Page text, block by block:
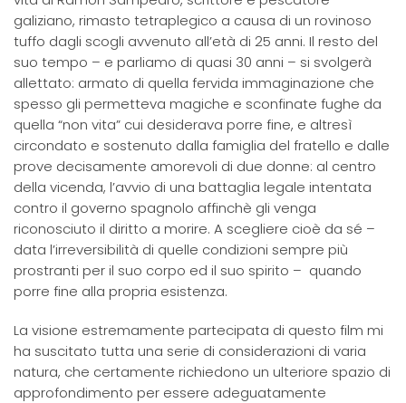
galiziano, rimasto tetraplegico a causa di un rovinoso
tuffo dagli scogli avvenuto all’età di 25 anni. Il resto del
suo tempo – e parliamo di quasi 30 anni – si svolgerà
allettato: armato di quella fervida immaginazione che
spesso gli permetteva magiche e sconfinate fughe da
quella “non vita” cui desiderava porre fine, e altresì
circondato e sostenuto dalla famiglia del fratello e dalle
prove decisamente amorevoli di due donne: al centro
della vicenda, l’avvio di una battaglia legale intentata
contro il governo spagnolo affinchè gli venga
riconosciuto il diritto a morire. A scegliere cioè da sé –
data l’irreversibilità di quelle condizioni sempre più
prostranti per il suo corpo ed il suo spirito – quando
porre fine alla propria esistenza.
La visione estremamente partecipata di questo film mi
ha suscitato tutta una serie di considerazioni di varia
natura, che certamente richiedono un ulteriore spazio di
approfondimento per essere adeguatamente